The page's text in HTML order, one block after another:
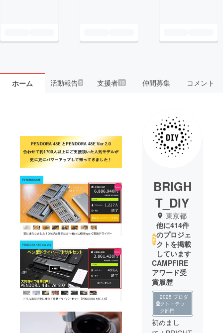
ホーム 活動報告5 支援者 19 仲間募集 コメント
BRIGH
T_DIY
東京都
他に414件
のプロジェ
クトを掲載
しています
CAMPFIRE
アワード受
賞履歴
2025 プロダ
クト・テッ
ク部門
初めまし